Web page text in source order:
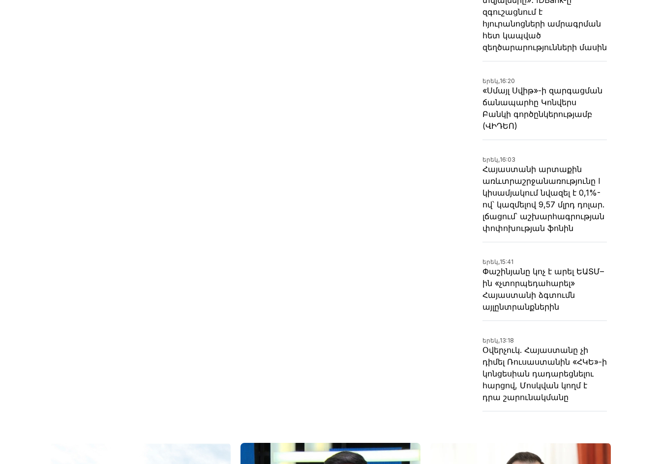
զգուշացնում է
հյուրանոցների ամրագրման
հետ կապված
զեղծարարությունների մասին
երեկ,16:20
«Սմայլ Սվիթ»-ի զարգացման
ճանապարհը Կոնվերս
Բանկի գործընկերությամբ
(ՎԻԴԵՈ)
երեկ,16:03
Հայաստանի արտաքին
առևտրաշրջանառությունը I
կիսամյակում նվազել է 0,1%-
ով՝ կազմելով 9,57 մլրդ դոլար.
լճացում՝ աշխարհագրության
փոփոխության ֆոնին
երեկ,15:41
Փաշինյանը կոչ է արել ԵԱՏՄ–
ին «չտորպեդահարել»
Հայաստանի ձգտումն
այլընտրանքներին
երեկ,13:18
Օվերչուկ. Հայաստանը չի
դիմել Ռուսաստանին «ՀԿԵ»-ի
կոնցեսիան դադարեցնելու
հարցով, Մոսկվան կողմ է
դրա շարունակմանը